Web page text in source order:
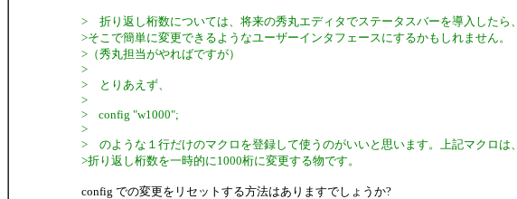
> 折り返し桁数については、将来の秀丸エディタでステータスバーを導入したら、
>そこで簡単に変更できるようなユーザーインタフェースにするかもしれません。
>（秀丸担当がやればですが）
>
> とりあえず、
>
> config "w1000";
>
> のような１行だけのマクロを登録して使うのがいいと思います。上記マクロは、
>折り返し桁数を一時的に1000桁に変更する物です。
config での変更をリセットする方法はありますでしょうか?